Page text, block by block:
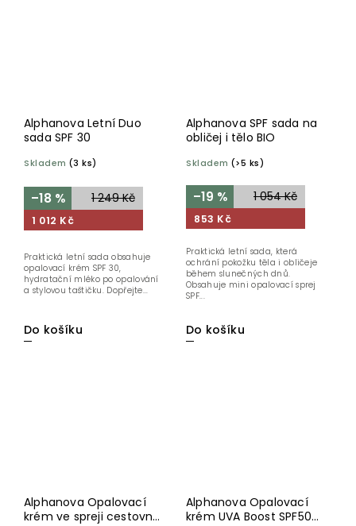
Alphanova Letní Duo
sada SPF 30
Skladem (3 ks)
1 249 Kč
–18 %
1 012 Kč
Do košíku
Praktická letní sada obsahuje
opalovací krém SPF 30,
hydratační mléko po opalování
a stylovou taštičku. Dopřejte...
Alphanova SPF sada na
obličej i tělo BIO
Skladem (>5 ks)
1 054 Kč
–19 %
853 Kč
Do košíku
Praktická letní sada, která
ochrání pokožku těla i obličeje
během slunečných dnů.
Obsahuje mini opalovací sprej
SPF...
Alphanova Opalovací
krém ve spreji cestovní
Alphanova Opalovací
krém UVA Boost SPF50+